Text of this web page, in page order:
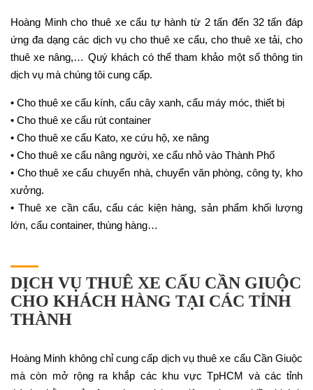
Hoàng Minh cho thuê xe cẩu tự hành từ 2 tấn đến 32 tấn đáp
ứng đa dạng các dịch vụ cho thuê xe cẩu, cho thuê xe tải, cho
thuê xe nâng,… Quý khách có thể tham khảo một số thông tin
dịch vụ mà chúng tôi cung cấp.
• Cho thuê xe cẩu kính, cẩu cây xanh, cẩu máy móc, thiết bị
• Cho thuê xe cẩu rút container
• Cho thuê xe cẩu Kato, xe cứu hộ, xe nâng
• Cho thuê xe cẩu nâng người, xe cẩu nhỏ vào Thành Phố
• Cho thuê xe cẩu chuyển nhà, chuyển văn phòng, công ty, kho
xưởng.
• Thuê xe cần cẩu, cẩu các kiện hàng, sản phẩm khối lượng
lớn, cẩu container, thùng hàng…
DỊCH VỤ THUÊ XE CẨU CẦN GIUỘC
CHO KHÁCH HÀNG TẠI CÁC TỈNH
THÀNH
Hoàng Minh không chỉ cung cấp dịch vụ thuê xe cẩu Cần Giuộc
mà còn mở rộng ra khắp các khu vực TpHCM và các tỉnh